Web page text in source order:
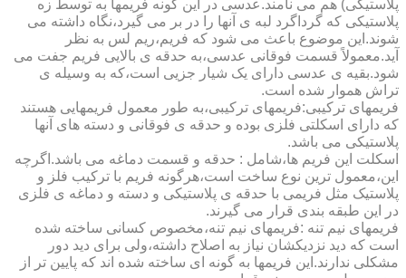
پلاستیکی) هم می نامند.عدسی در این گونه فریمها به توسط زه
پلاستیکی که گرداگرد لبه ی آنها را در بر می گیرد،نگاه داشته می
شوند.این موضوع باعث می شود که فریم،ریم لس به نظر
آید.معمولاً قسمت فوقانی عدسی،به حدقه ی بالایی فریم جفت می
شود.بقیه ی عدسی دارای یک شیار جزیی است،که به وسیله ی
تراش هموار شده است.
فریمهای ترکیبی:فریمهای ترکیبی،به طور معمول فریمهایی هستند
که دارای اسکلتی فلزی بوده و حدقه ی فوقانی و دسته های آنها
پلاستیکی می باشد.
اسکلت این فریم ها،شامل : حدقه و قسمت دماغه می باشد.اگرچه
این،معمول ترین نوع ساخت است،هرگونه فریم با ترکیب فلز و
پلاستیک مثل فریمی با حدقه ی پلاستیکی و دسته و دماغه ی فلزی
در این طبقه بندی قرار می گیرند.
فریمهای نیم تنه :فریمهای نیم تنه،مخصوص کسانی ساخته شده
است که دید نزدیکشان نیاز به اصلاح داشته،ولی برای دید دور
مشکلی ندارند.این فریمها به گونه ای ساخته شده اند که پایین تر از